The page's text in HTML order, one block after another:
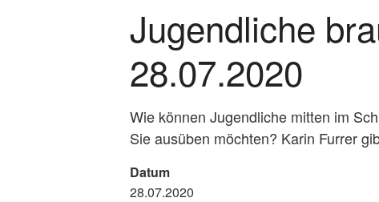
Jugendliche
28.07.2020
Wie können Jugendliche mitten im
Sie ausüben möchten? Karin Furrer
Datum
28.07.2020